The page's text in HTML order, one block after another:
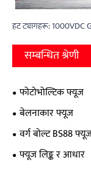
हट ट्यागहरू: 1000VDC
सम्बन्धित श्रेणी
फोटोभोल्टिक फ्यूज
बेलनाकार फ्यूज
वर्ग बोल्ट BS88
फ्यूज लिङ्क र आधार